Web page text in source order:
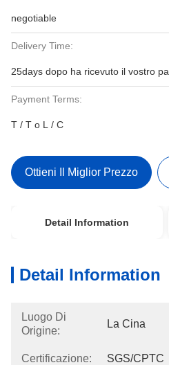
negotiable
Delivery Time:
25days dopo ha ricevuto il vostro
Payment Terms:
T / T o L / C
Ottieni Il Miglior Prezzo
Detail Information
Detail Information
Luogo Di
Origine:
La Cina
Certificazione: SGS/CPTC